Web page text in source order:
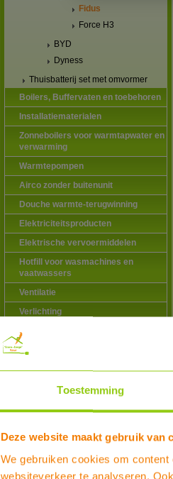
Toestemming
Deze website maakt gebruik van
We gebruiken cookies om
websiteverkeer te analyseren.
Fidus
Force H3
BYD
Dyness
Thuisbatterij set met omvormer
Boilers, Buffervaten en toebehoren
Installatiematerialen
Zonneboilers voor warmtapwater en
verwarming
Warmtepompen
Airco zonder buitenunit
Douche warmte-terugwinning
Elektriciteitsproducten
Elektrische vervoermiddelen
Hotfill voor wasmachines en
vaatwassers
Ventilatie
Verlichting
Verwarming
Water
Zwembadverwarming
Aanbiedingen
OPRUIMING!!